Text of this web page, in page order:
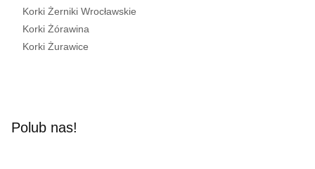
Korki Żerniki Wrocławskie
Korki Żórawina
Korki Żurawice
Polub nas!